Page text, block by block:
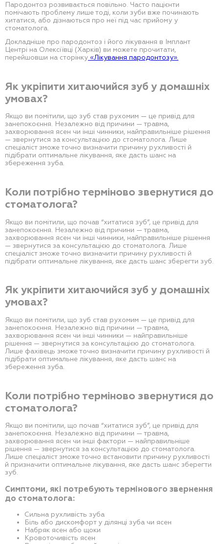
Пародонтоз розвивається повільно. Часто пацієнти
помічають проблему лише тоді, коли зуби вже починають
хитатися, або дізнаються про неї під час прийому у
стоматолога.
Докладніше про пародонтоз і його лікування в Імплант
Центрі на Олексіївці (Харків) ви можете прочитати,
перейшовши на сторінку «Лікування пародонтозу».
Як укріпити хитаючийся зуб у домашніх
умовах?
Якщо ви помітили, що зуб став рухомим — це привід для
занепокоєння. Незалежно від причини — травма,
захворювання ясен чи інші чинники, найправильніше рішення
— звернутися за консультацією до стоматолога. Лише
спеціаліст зможе точно визначити причину рухливості й
підібрати оптимальне лікування, яке дасть шанс на
збереження зуба.
Коли потрібно терміново звернутися до
стоматолога?
Якщо ви помітили, що почав “хитатися зуб”, це привід для
занепокоєння. Незалежно від причини — травма,
захворювання ясен чи інші чинники, найправильніше рішення
— звернутися за консультацією до стоматолога. Лише
спеціаліст зможе точно визначити причину рухливості й
підібрати оптимальне лікування, яке дасть шанс зберегти зуб.
Як укріпити хитаючийся зуб у домашніх
умовах?
Якщо ви помітили, що зуб став рухомим — це привід для
занепокоєння. Незалежно від причини — травма,
захворювання ясен чи інші чинники — найправильніше
рішення — звернутися за консультацією до стоматолога.
Лише фахівець зможе точно визначити причину рухливості й
підібрати оптимальне лікування, яке дасть шанс на
збереження зуба.
Коли потрібно терміново звернутися до
стоматолога?
Якщо ви помітили, що почав “хитатися зуб”, це привід для
занепокоєння. Незалежно від причини — травма,
захворювання ясен чи інші фактори — найправильніше
рішення — звернутися за консультацією до стоматолога.
Лише спеціаліст зможе точно встановити причину рухливості
й призначити оптимальне лікування, яке дасть шанс зберегти
зуб.
Симптоми, які потребують термінового звернення
до стоматолога:
Сильна рухливість зуба
Біль або дискомфорт у ділянці зуба чи ясен
Набряк ясен або щоки
Кровоточивість ясен